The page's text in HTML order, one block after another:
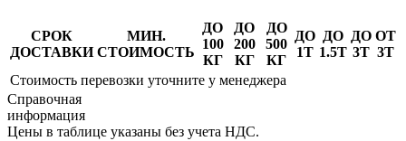
СРОК
ДОСТАВКИ
МИН.
СТОИМОСТЬ
ДО
100
КГ
ДО
200
КГ
ДО
500
КГ
ДО
1Т
ДО
1.5Т
ДО
3Т
ОТ
3Т
Стоимость перевозки уточните у менеджера
Справочная
информация
Цены в таблице указаны без учета НДС.